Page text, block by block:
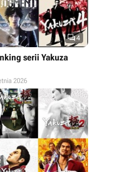
4
serii Yakuza
2026